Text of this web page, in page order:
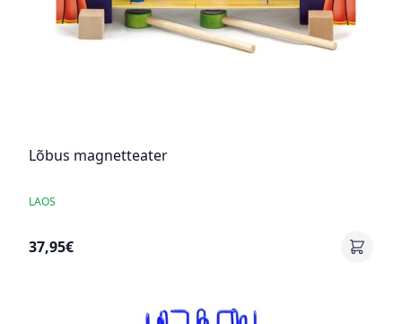
Lõbus magnetteater
LAOS
37,95€